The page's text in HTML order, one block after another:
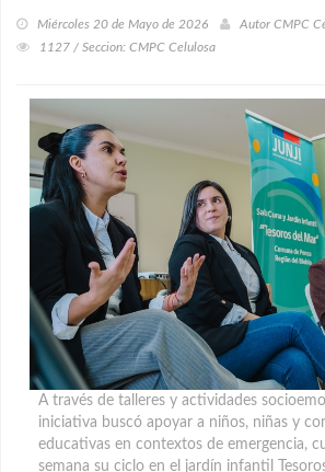
Miércoles 20 de Mayo de 2026 Autor CMPC
1127 / Seccion: CMPC Celulosa
A través de talleres y actividades
iniciativa buscó apoyar a niños, niñas y
educativas en contextos de emergencia,
semana su ciclo en el jardín infantil